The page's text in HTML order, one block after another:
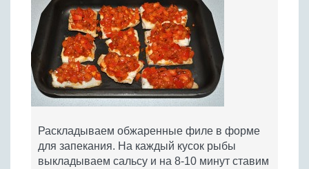
Раскладываем обжаренные филе в форме
для запекания. На каждый кусок рыбы
выкладываем сальсу и на 8-10 минут ставим